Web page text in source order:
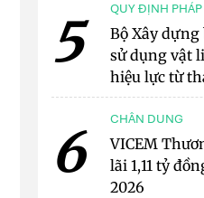
5 QUY ĐỊNH PHÁP
Bộ Xây
sử dụng vật
hiệu lực từ
6 CHÂN DUNG
VICEM
lãi 1,11 tỷ
2026